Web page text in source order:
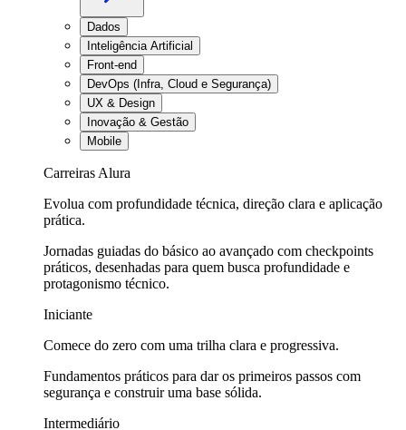
Dados
Inteligência Artificial
Front-end
DevOps (Infra, Cloud e Segurança)
UX & Design
Inovação & Gestão
Mobile
Carreiras Alura
Evolua com profundidade técnica, direção clara e aplicação
prática.
Jornadas guiadas do básico ao avançado com checkpoints
práticos, desenhadas para quem busca profundidade e
protagonismo técnico.
Iniciante
Comece do zero com uma trilha clara e progressiva.
Fundamentos práticos para dar os primeiros passos com
segurança e construir uma base sólida.
Intermediário